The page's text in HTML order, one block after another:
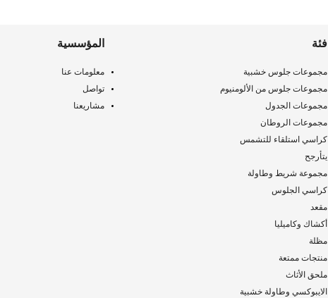
فئة
مجموعات جلوس خشبية
مجموعات جلوس من الألومنيوم
مجموعات الجدول
مجموعات الروطان
كراسي استلقاء للتشمس
يتأرجح
مجموعة شريط وطاولة
كراسي الجلوس
مقعد
أكشاك وكاميليا
مظلة
منتجات ممتعة
ملحق الأثاث
الايبوكسي وطاولة خشبية
المؤسسية
معلومات عنا
تواصل
مشاريعنا